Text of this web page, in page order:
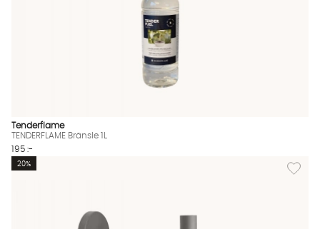
Tenderflame
TENDERFLAME Bränsle 1L
195 :-
Lägg
20%